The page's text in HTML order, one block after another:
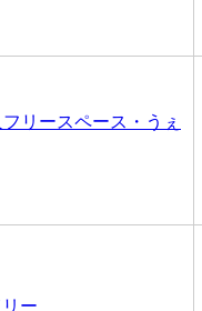
リースペース・うぇ
ー